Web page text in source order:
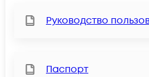
Руководство
Паспорт